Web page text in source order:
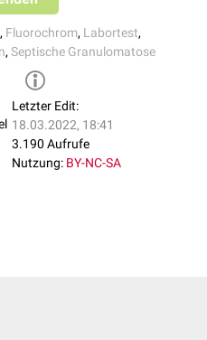
, Fluorochrom, Labortest,
, Septische Granulomatose
Letzter Edit:
18.03.2022, 18:41
3.190 Aufrufe
Nutzung: BY-NC-SA